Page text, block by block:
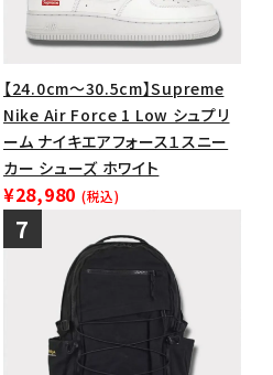
【24.0cm～30.5cm】Supreme
Nike Air Force 1 Low シュプリ
ーム ナイキエアフォース１スニー
カー シューズ ホワイト
¥28,980 (税込)